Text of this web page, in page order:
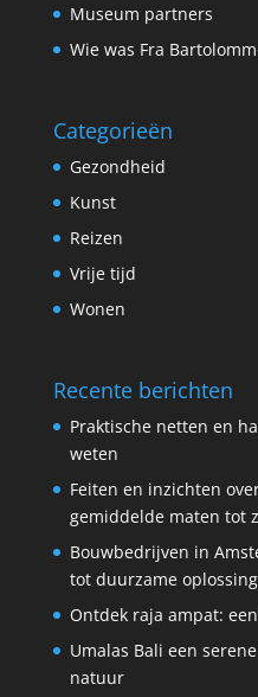
Museum partners
Wie was Fra
Categorieën
Gezondheid
Kunst
Reizen
Vrije tijd
Wonen
Recente berichten
Praktische netten en
weten
Feiten en inzichten
gemiddelde maten tot
Bouwbedrijven in
tot duurzame
Ontdek raja ampat:
Umalas Bali een
natuur